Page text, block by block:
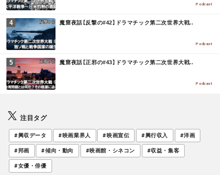
Podcast
魔窟夜話【反撃の#42】ドラマチック第二次世界大戦..
Podcast
魔窟夜話【正邪の#43】ドラマチック第二次世界大戦..
Podcast
注目タグ
#興収データ #映画業界人 #映画宣伝 #興行収入 #洋画
#邦画 #傾向・動向 #映画館・シネコン #収益・集客
#女優・俳優